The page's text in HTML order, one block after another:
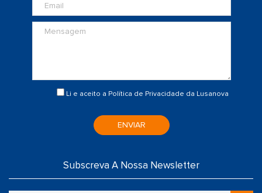
Li e aceito a Política de Privacidade da Lusanova
ENVIAR
Subscreva A Nossa Newsletter